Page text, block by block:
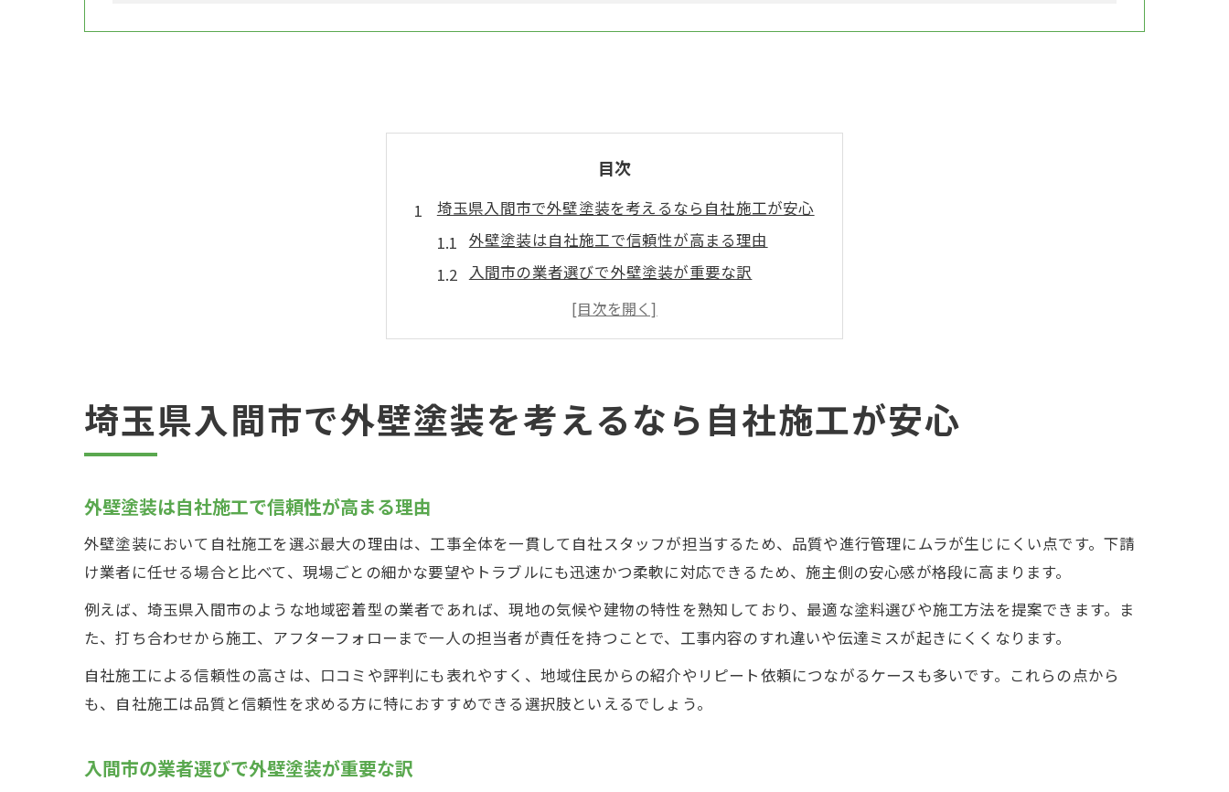
目次
埼玉県入間市で外壁塗装を考えるなら自社施工が安心
外壁塗装は自社施工で信頼性が高まる理由
入間市の業者選びで外壁塗装が重要な訳
外壁塗装を自社施工に任せる安心ポイント
入間市で外壁塗装を任せるメリットとは
外壁塗装の品質を高める入間市自社施工の魅力
入間市で外壁塗装の品質を求めるなら自社施工
外壁塗装で信頼できる業者を見抜くポイント
自社施工か確認すべき外壁塗装の業者選び
埼玉県入間市で外壁塗装を考えるなら自社施工が安心
外壁塗装は自社施工で信頼性が高まる理由
外壁塗装において自社施工を選ぶ最大の理由は、工事全体を一貫して自社スタッフが担当するため、品質や進行管理にムラが生じにくい点です。下請
け業者に任せる場合と比べて、現場ごとの細かな要望やトラブルにも迅速かつ柔軟に対応できるため、施主側の安心感が格段に高まります。
例えば、埼玉県入間市のような地域密着型の業者であれば、現地の気候や建物の特性を熟知しており、最適な塗料選びや施工方法を提案できます。ま
た、打ち合わせから施工、アフターフォローまで一人の担当者が責任を持つことで、工事内容のすれ違いや伝達ミスが起きにくくなります。
自社施工による信頼性の高さは、口コミや評判にも表れやすく、地域住民からの紹介やリピート依頼につながるケースも多いです。これらの点から
も、自社施工は品質と信頼性を求める方に特におすすめできる選択肢といえるでしょう。
入間市の業者選びで外壁塗装が重要な訳